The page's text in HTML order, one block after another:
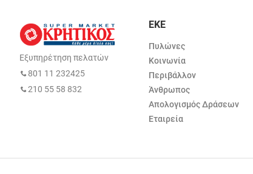
Εξυπηρέτηση πελατών
801 11 232425
210 55 58 832
ΕΚΕ
Πυλώνες
Κοινωνία
Περιβάλλον
Άνθρωπος
Απολογισμός Δράσεων
Εταιρεία